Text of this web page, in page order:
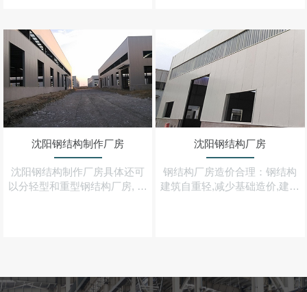
沈阳钢结构制作厂房
沈阳钢结构制作厂房具体还可
以分轻型和重型钢结构厂房, 用
沈阳钢结构厂房
钢结构厂房造价合理：钢结构
建筑自重轻,减少基础造价,建造